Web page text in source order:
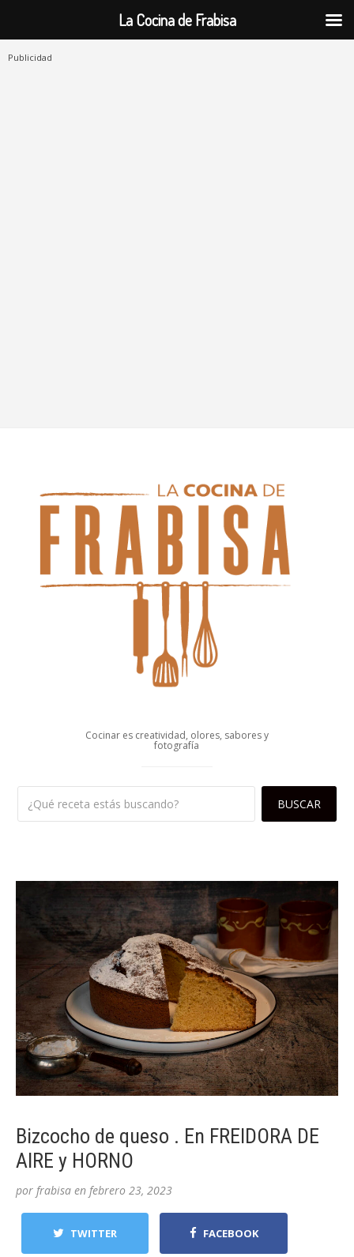
Publicidad
Cocinar es creatividad, olores, sabores y
fotografía
Bizcocho de queso . En FREIDORA DE
AIRE y HORNO
por frabisa en febrero 23, 2023
TWITTER FACEBOOK
La Cocina de Frabisa